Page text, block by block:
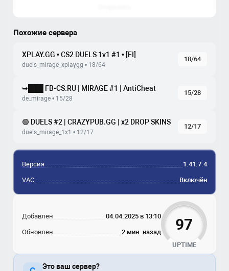
Похожие сервера
XPLAY.GG • CS2 DUELS 1v1 #1 • [FI]
duels_mirage_xplaygg • 18/64
18/64
➥███ FB-CS.RU | MIRAGE #1 | AntiCheat
de_mirage • 15/28
15/28
🟢 DUELS #2 | CRAZYPUB.GG | x2 DROP SKINS
duels_mirage_1x1 • 12/17
12/17
Версия 1.41.7.4
VAC Включён
Добавлен 04.04.2025 в 13:10
Обновлен 2 мин. назад 97
UPTIME
Это ваш сервер?